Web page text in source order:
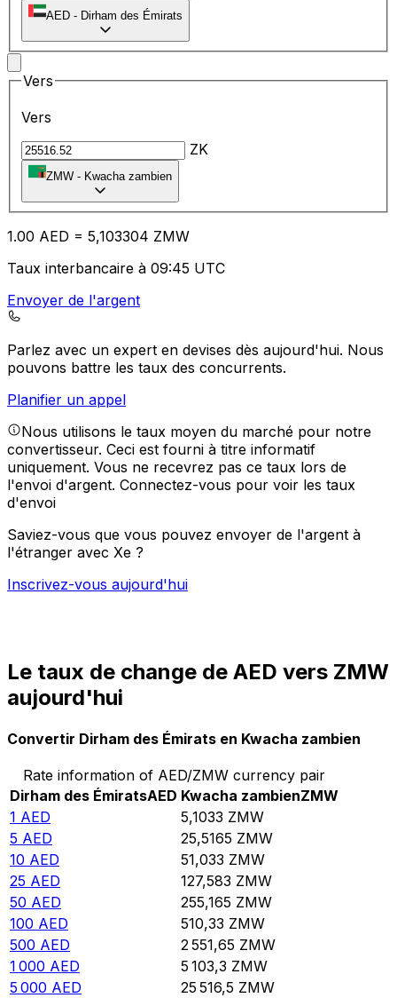
AED - Dirham des Émirats
Vers
Vers
ZK
ZMW - Kwacha zambien
1.00 AED = 5,103304 ZMW
Taux interbancaire à 09:45 UTC
Envoyer de l'argent
Parlez avec un expert en devises dès aujourd'hui. Nous
pouvons battre les taux des concurrents.
Planifier un appel
Nous utilisons le taux moyen du marché pour notre
convertisseur. Ceci est fourni à titre informatif
uniquement. Vous ne recevrez pas ce taux lors de
l'envoi d'argent. Connectez-vous pour voir les taux
d'envoi
Saviez-vous que vous pouvez envoyer de l'argent à
l'étranger avec Xe ?
Inscrivez-vous aujourd'hui
Le taux de change de AED vers ZMW
aujourd'hui
Convertir Dirham des Émirats en Kwacha zambien
Rate information of AED/ZMW currency pair
Dirham des ÉmiratsAED Kwacha zambienZMW
1 AED 5,1033 ZMW
5 AED 25,5165 ZMW
10 AED 51,033 ZMW
25 AED 127,583 ZMW
50 AED 255,165 ZMW
100 AED 510,33 ZMW
500 AED 2 551,65 ZMW
1 000 AED 5 103,3 ZMW
5 000 AED 25 516,5 ZMW